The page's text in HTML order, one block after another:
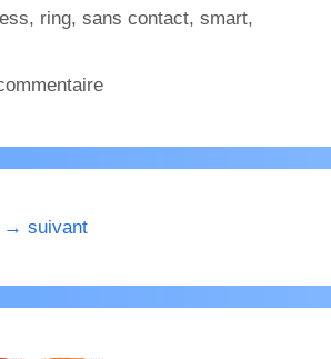
, ring, sans contact, smart,
→ suivant